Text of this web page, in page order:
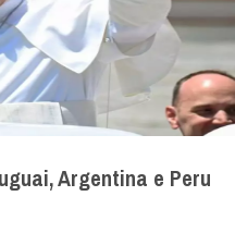
Argentina e Peru